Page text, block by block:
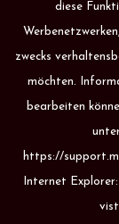
diese
zwecks
möchten.
bearbeiten
https://
Internet